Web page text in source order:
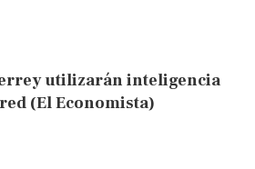
utilizarán inteligencia
(El Economista)